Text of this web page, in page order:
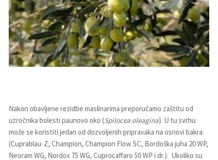
Nakon obavljene rezidbe maslinarima preporučamo zaštitu od
uzročnika bolesti paunovo oko (Spilocea oleagina). U tu svrhu
može se koristiti jedan od dozvoljenih pripravaka na osnovi bakra:
(Cuprablau-Z, Champion, Champion Flow SC, Bordoška juha 20 WP,
Neoram WG, Nordox 75 WG, Cuprocaffaro 50 WP i dr.). Ukoliko su